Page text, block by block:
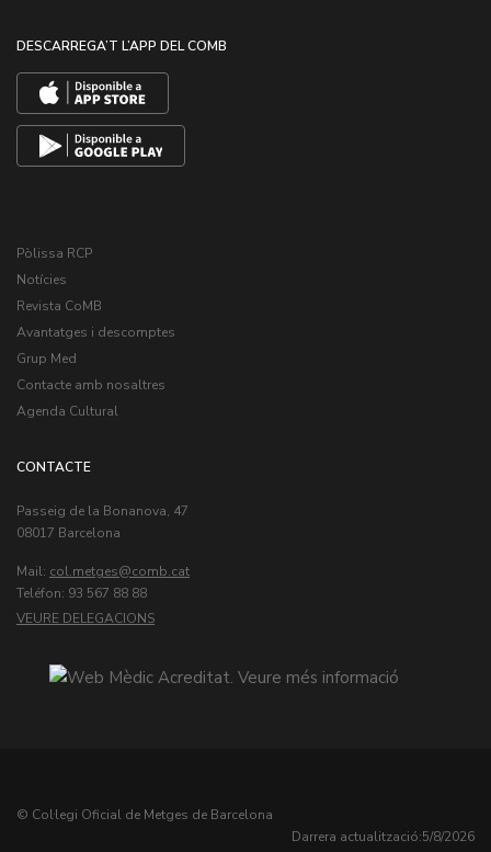
DESCARREGA’T L’APP DEL COMB
Pòlissa RCP
Notícies
Revista CoMB
Avantatges i descomptes
Grup Med
Contacte amb nosaltres
Agenda Cultural
CONTACTE
Passeig de la Bonanova, 47
08017 Barcelona
Mail: col.metges
Teléfon: 93 567 88 88
VEURE DELEGACIONS
© Col·legi Oficial de Metges de Barcelona
Darrera actualització:5/8/2026